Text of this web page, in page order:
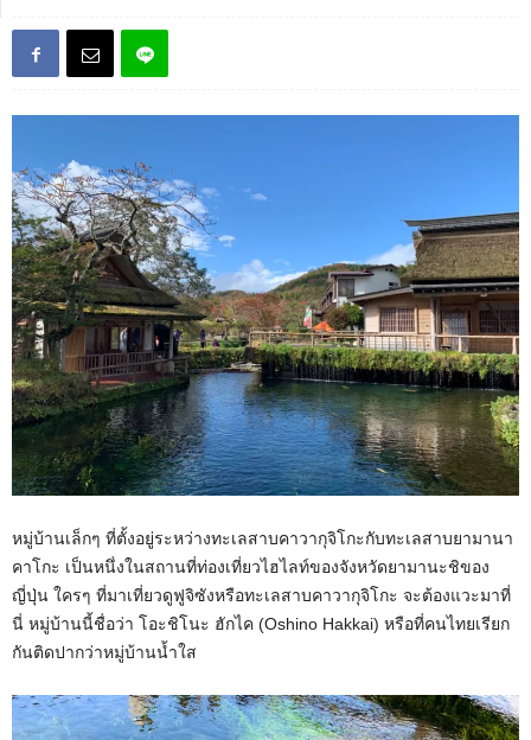
หมู่บ้านเล็กๆ ที่ตั้งอยู่ระหว่างทะเลสาบคาวากุจิโกะกับทะเลสาบยามานา
คาโกะ เป็นหนึ่งในสถานที่ท่องเที่ยวไฮไลท์ของจังหวัดยามานะชิของ
ญี่ปุ่น ใครๆ ที่มาเที่ยวดูฟูจิซังหรือทะเลสาบคาวากุจิโกะ จะต้องแวะมาที่
นี่ หมู่บ้านนี้ชื่อว่า โอะชิโนะ ฮักไค (Oshino Hakkai) หรือที่คนไทยเรียก
กันติดปากว่าหมู่บ้านน้ำใส